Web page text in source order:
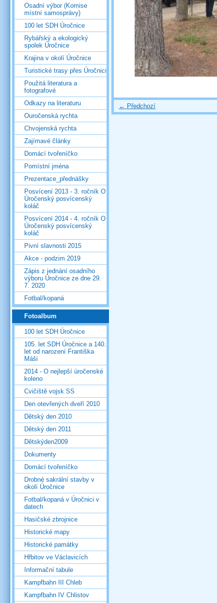
← Předchozí
Osadní výbor (Komise
místní samosprávy)
100 let SDH Úročnice
Rybářský a ekologický
spolek Úročnice
Krajina v okolí Úročnice
Turistické trasy přes Úročnici
Použitá literatura a
fotografové
Odkazy na literaturu
Ouročenská rychta
Chvojenská rychta
Zajímavé články
Domácí tvořeníčko
Pomístní jména
Prezentace_přednášky
Posvícení 2013 - 3. ročník O
Úročenský posvícenský
koláč
Posvícení 2014 - 4. ročník O
Úročenský posvícenský
koláč
Pivní slavnosti 2015
Akce - podzim 2019
Zápis z jednání osadního
výboru Úročnice ze dne 29.
7. 2020
Fotbal/kopaná
Fotoalbum
100 let SDH Úročnice
105. let SDH Úročnice a 140.
let od narození Františka
Máši
2014 - O nejlepší úročenské
koleno
Cvičiště vojsk SS
Den otevřených dveří 2010
Dětský den 2010
Dětský den 2011
Dětskýden2009
Dokumenty
Domácí tvořeníčko
Drobné sakrální stavby v
okolí Úročnice
Fotbal/kopaná v Úročnici v
datech
Hasičské zbrojnice
Historické mapy
Historické památky
Hřbitov ve Václavicích
Informační tabule
Kampfbahn III Chleb
Kampfbahn IV Chlistov